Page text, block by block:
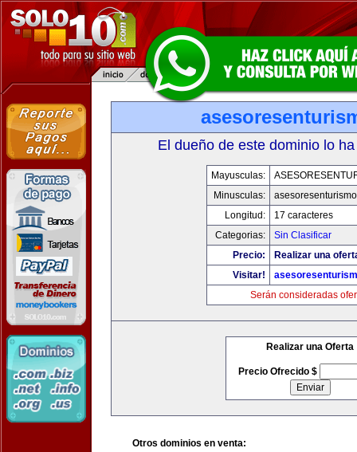
El dueño de este dominio lo
Mayusculas:
Minusculas:
Longitud:
17 caracteres
Categorias:
Sin Clasificar
Precio:
Realizar una
Visitar!
Serán consideradas
Realizar una Oferta
Precio Ofrecido $
Otros dominios en venta: